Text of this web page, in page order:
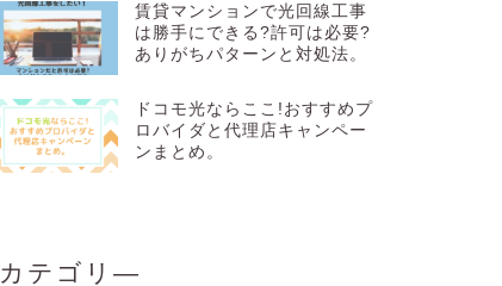
賃貸マンションで光回線工事
は勝手にできる?許可は必要?
ありがちパターンと対処法。
ドコモ光ならここ!おすすめプ
ロバイダと代理店キャンペー
ンまとめ。
カテゴリ―